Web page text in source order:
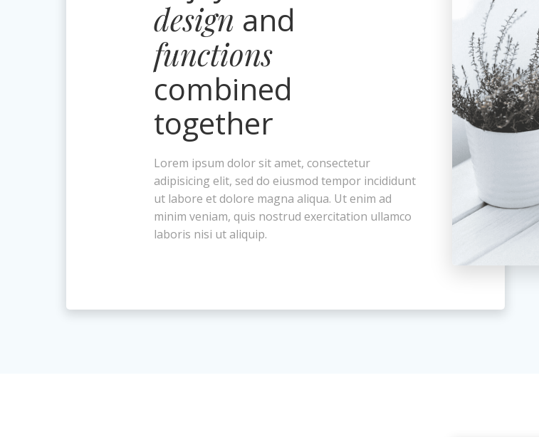
design and
functions
combined
together
Lorem ipsum dolor sit amet, consectetur
adipisicing elit, sed do eiusmod tempor incididunt
ut labore et dolore magna aliqua. Ut enim ad
minim veniam, quis nostrud exercitation ullamco
laboris nisi ut aliquip.